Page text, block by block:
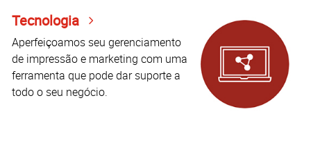
Tecnologia
Aperfeiçoamos seu gerenciamento
de impressão e marketing com uma
ferramenta que pode dar suporte a
todo o seu negócio.